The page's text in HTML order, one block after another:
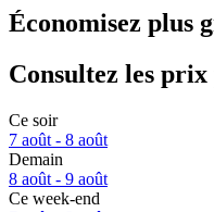
Économisez plus
Consultez les prix
Ce soir
7 août - 8 août
Demain
8 août - 9 août
Ce week-end